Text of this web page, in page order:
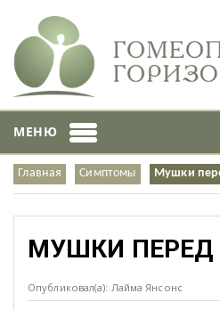
МЕНЮ
Главная Симптомы Мушки
МУШКИ ПЕРЕД
Опубликовал(а): Лайма Янсонс